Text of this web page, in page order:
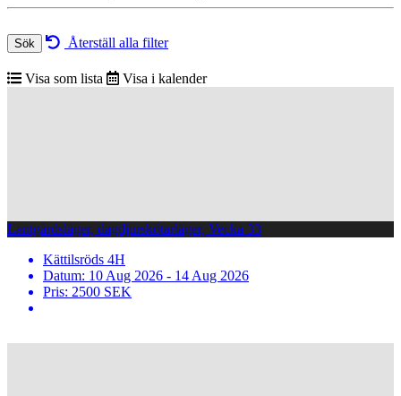
Sök Återställ alla filter
Visa som lista Visa i kalender
Lantgårdsläger, dagdjurskötarläger, Vecka 33
Kättilsröds 4H
Datum: 10 Aug 2026 - 14 Aug 2026
Pris: 2500 SEK